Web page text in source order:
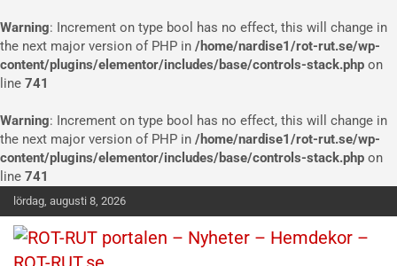
Warning: Increment on type bool has no effect, this will change in
the next major version of PHP in /home/nardise1/rot-rut.se/wp-
content/plugins/elementor/includes/base/controls-stack.php on
line 741
Warning: Increment on type bool has no effect, this will change in
the next major version of PHP in /home/nardise1/rot-rut.se/wp-
content/plugins/elementor/includes/base/controls-stack.php on
line 741
lördag, augusti 8, 2026